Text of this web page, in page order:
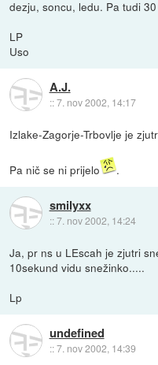
dezju, soncu, ledu. Pa tudi
LP
Uso
A.J.
::7. nov 2002, 14:17
Izlake-Zagorje-Trbovlje je
Pa nič se ni prijelo .
smilyxx
::7. nov 2002, 14:24
Ja, pr ns u LEscah je zjutri
10sekund vidu snežinko.....
Lp
undefined
::7. nov 2002, 14:39